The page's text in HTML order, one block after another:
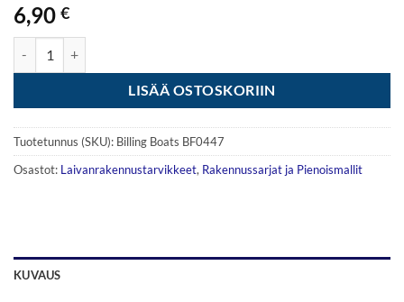
6,90 €
LISÄÄ OSTOSKORIIN
Tuotetunnus (SKU): Billing Boats BF0447
Osastot: Laivanrakennustarvikkeet, Rakennussarjat ja Pienoismallit
KUVAUS